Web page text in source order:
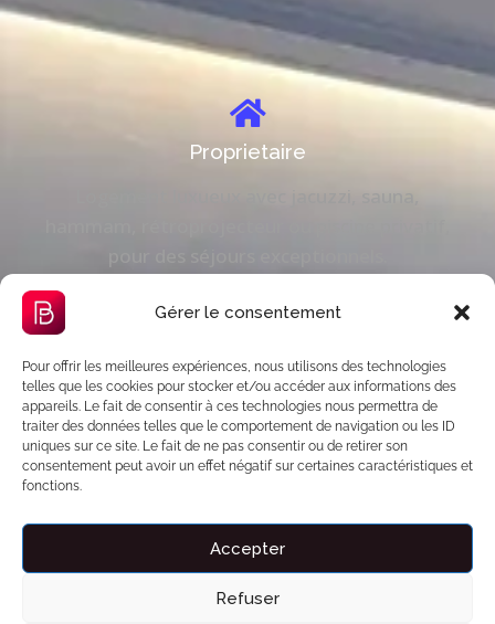
Gérer le consentement
Pour offrir les meilleures expériences, nous utilisons des technologies
telles que les cookies pour stocker et/ou accéder aux informations des
appareils. Le fait de consentir à ces technologies nous permettra de
traiter des données telles que le comportement de navigation ou les ID
uniques sur ce site. Le fait de ne pas consentir ou de retirer son
consentement peut avoir un effet négatif sur certaines caractéristiques et
fonctions.
Accepter
Refuser
Proprietaire
Logement luxueux avec jacuzzi, sauna,
Chauffeur
Chauffeur privatif pour la journée ou simple
transfert, avec des vans de luxe à disposition.
Masseur
Partenaire professionnel pour fleurs,